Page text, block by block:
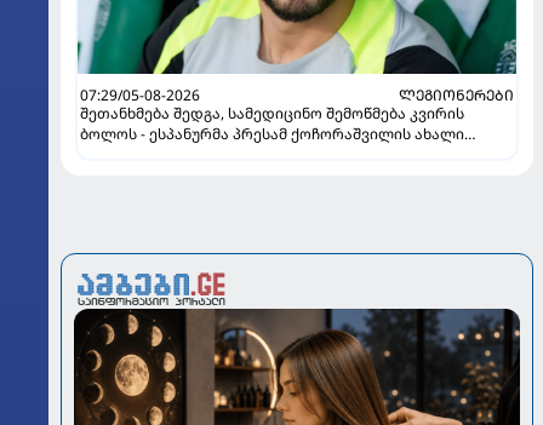
07:29/05-08-2026
ᲚᲔᲒᲘᲝᲜᲔᲠᲔᲑᲘ
შეთანხმება შედგა, სამედიცინო შემოწმება კვირის
ბოლოს - ესპანურმა პრესამ ქოჩორაშვილის ახალი